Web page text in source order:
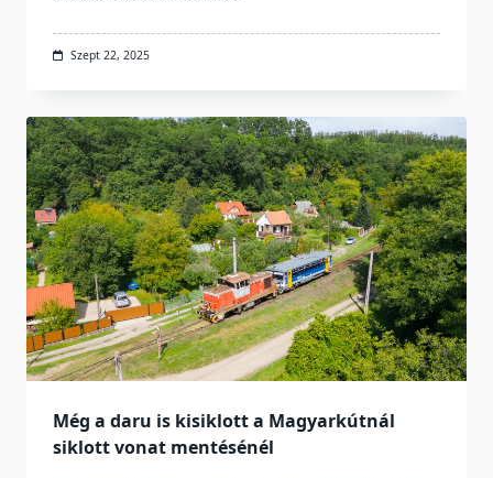
Szept 22, 2025
Még a daru is kisiklott a Magyarkútnál
siklott vonat mentésénél